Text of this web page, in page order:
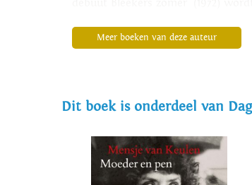
kinderboeken, die bekroond
van Keulen, geeft inzicht in de
Romeinprijs. In 2011 werd haar
het juryrapport van de Charlotte
Meer boeken van deze auteur
Dit boek is onderdeel van